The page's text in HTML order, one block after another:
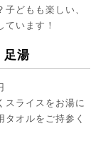
どもも楽しい、
います！
足湯
スライスをお湯に
オルをご持参く